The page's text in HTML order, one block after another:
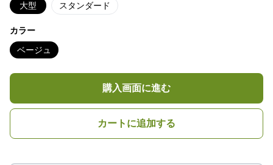
大型 スタンダード
カラー
ベージュ
購入画面に進む
カートに追加する